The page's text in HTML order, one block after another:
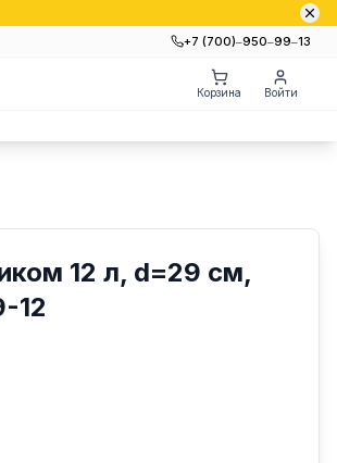
+7 (700)‒950‒99‒13
Корзина Войти
12 л, d=29 см,
12